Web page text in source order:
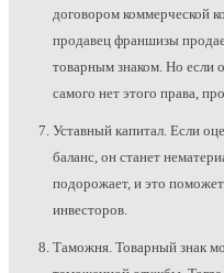
договором коммерческой
продавец франшизы
товарным знаком. Но если
самого нет этого права,
Уставный капитал. Если
баланс, он станет
подорожает, и это
инвесторов.
Таможня. Товарный знак